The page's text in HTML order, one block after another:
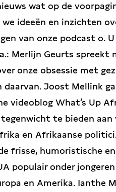
wat op de
ideeën en inzichten
van onze podcast o.
Merlijn Geurts spreekt
onze obsessie met
daarvan. Joost Mellink
videoblog What’s Up
te bieden aan
en Afrikaanse
frisse, humoristische
populair onder
en Amerika. Ianthe